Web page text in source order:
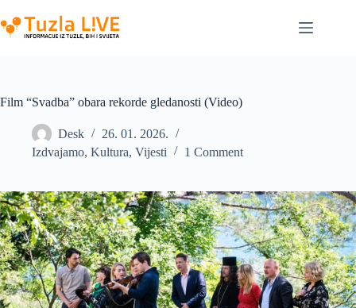
to
content
Film “Svadba” obara rekorde gledanosti (Video)
Desk
26. 01. 2026.
Izdvajamo, Kultura, Vijesti 1 Comment